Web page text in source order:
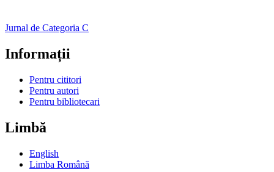
Jurnal de Categoria C
Informații
Pentru cititori
Pentru autori
Pentru bibliotecari
Limbă
English
Limba Română